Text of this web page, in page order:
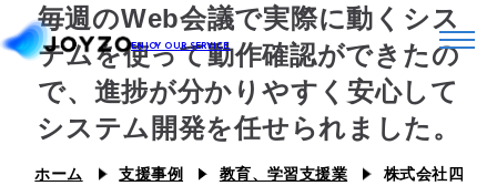
システム39
エコシステム39
ジョイゾーのプラグイン
毎週のWeb会議で実際に動くシス
テムを使って動作確認ができたの
で、進捗が分かりやすく安心して
システム開発を任せられました。
ホーム 支援事例 教育、学習支援業 株式会社四輝